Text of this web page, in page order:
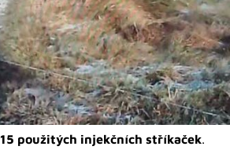
15 použitých injekčních stříkaček.